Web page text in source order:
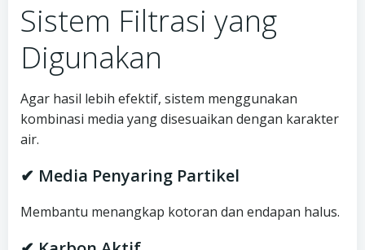
Sistem Filtrasi yang
Digunakan
Agar hasil lebih efektif, sistem menggunakan
kombinasi media yang disesuaikan dengan karakter
air.
✔ Media Penyaring Partikel
Membantu menangkap kotoran dan endapan halus.